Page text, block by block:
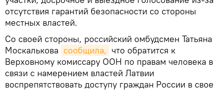
отсутствия гарантий безопасности со стороны
местных властей.
Со своей стороны, российский омбудсмен Татьяна
Москалькова сообщила, что обратится к
Верховному комиссару ООН по правам человека в
связи с намерением властей Латвии
воспрепятствовать доступу граждан России в свое